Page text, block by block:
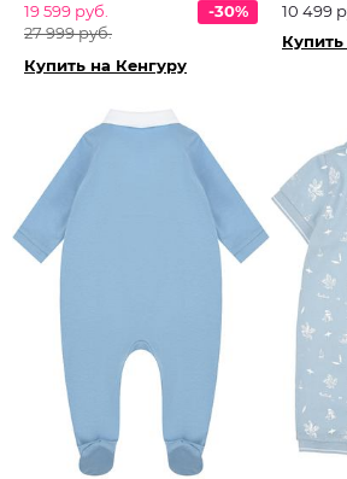
19 599 руб.
27 999 руб.
-30%
Купить на Кенгуру
10 499